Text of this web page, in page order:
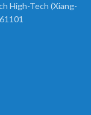
High-Tech (Xiang-